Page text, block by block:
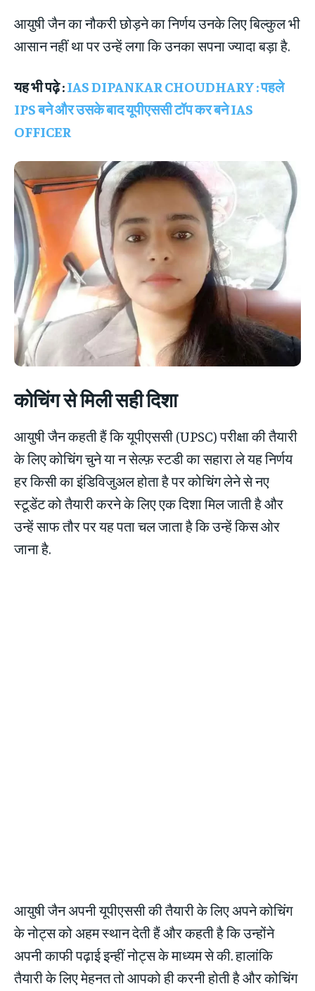
आयुषी जैन का नौकरी छोड़ने का निर्णय उनके लिए बिल्कुल भी
आसान नहीं था पर उन्हें लगा कि उनका सपना ज्यादा बड़ा है.
यह भी पढ़े :IAS DIPANKAR CHOUDHARY : पहले
IPS बने और उसके बाद यूपीएससी टॉप कर बने IAS
OFFICER
कोचिंग से मिली सही दिशा
आयुषी जैन कहती हैं कि यूपीएससी (UPSC) परीक्षा की तैयारी
के लिए कोचिंग चुने या न सेल्फ़ स्टडी का सहारा ले यह निर्णय
हर किसी का इंडिविजुअल होता है पर कोचिंग लेने से नए
स्टूडेंट को तैयारी करने के लिए एक दिशा मिल जाती है और
उन्हें साफ तौर पर यह पता चल जाता है कि उन्हें किस ओर
जाना है.
आयुषी जैन अपनी यूपीएससी की तैयारी के लिए अपने कोचिंग
के नोट्स को अहम स्थान देती हैं और कहती है कि उन्होंने
अपनी काफी पढ़ाई इन्हीं नोट्स के माध्यम से की. हालांकि
तैयारी के लिए मेहनत तो आपको ही करनी होती है और कोचिंग